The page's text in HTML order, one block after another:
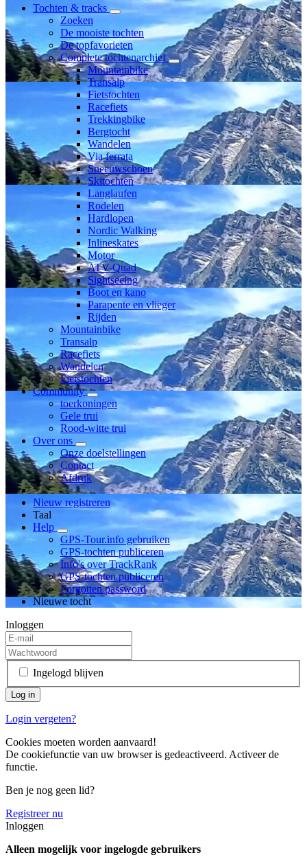
Tochten & tracks
Zoeken
De mooiste tochten
De topfavorieten
Complete tochtenarchief
Mountainbike
Transalp
Fietstochten
Racefiets
Trekkingbike
Bergtocht
Wandelen
Via ferrata
Sneeuwschoen
Skitochten
Langlaufen
Rodelen
Hardlopen
Nordic Walking
Inlineskates
Motor
ATV-Quad
Sightseeing
Boot en kano
Parapente en vlieger
Rijden
Mountainbike
Transalp
Racefiets
Wandelen
Fietstochten
Community
toerkoningen
Gele trui
Rood-witte trui
Over ons
Onze doelstellingen
Contact
Afdruk
Nieuw registreren
Taal
Help
GPS-Tour.info gebruiken
GPS-tochten publiceren
Info's over TrackRank
GPS-tochten publiceren
Forgotten password
Nieuwe tocht
Inloggen
Ingelogd blijven
Login vergeten?
Cookies moeten worden aanvaard!
De cookiefunctie van uw browser is gedeactiveerd. Activeer de
functie.
Ben je nog geen lid?
Registreer nu
Inloggen
Alleen mogelijk voor ingelogde gebruikers